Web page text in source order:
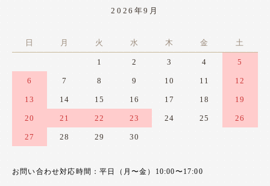
2026年9月
日 月 火 水 木 金 土
1 2 3 4 5
6 7 8 9 10 11 12
13 14 15 16 17 18 19
20 21 22 23 24 25 26
27 28 29 30
お問い合わせ対応時間：平日（月〜金）10:00〜17:00